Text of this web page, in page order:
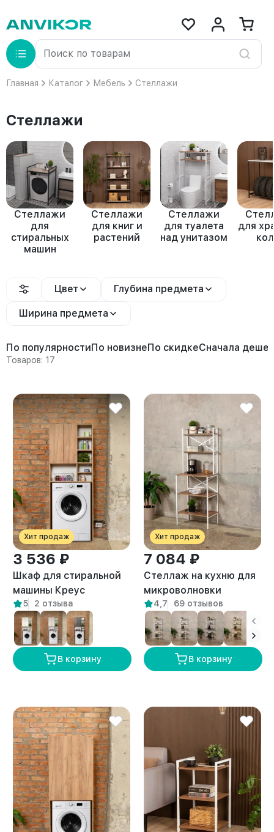
Главная Каталог Мебель Стеллажи
Стеллажи
Стеллажи
для
стиральных
машин
Стеллажи
для книг и
растений
Стеллажи
для туалета
над унитазом
для
Цвет Глубина предмета
Ширина предмета
По популярностиПо новизнеПо скидкеСначала
Товаров: 17
Хит продаж
3 536 ₽
Шкаф для стиральной
машины Креус
амаретто
5 2 отзыва
В корзину
Хит продаж
7 084 ₽
Стеллаж на кухню для
микроволновки
металлический лофт
Истра белый/амаретто
4,7 69 отзывов
В корзину